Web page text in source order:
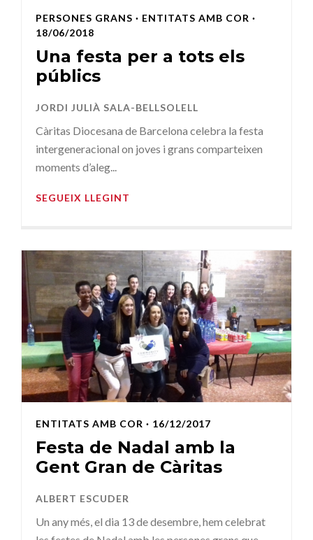
PERSONES GRANS · ENTITATS AMB COR ·
18/06/2018
Una festa per a tots els
públics
JORDI JULIÀ SALA-BELLSOLELL
Càritas Diocesana de Barcelona celebra la festa
intergeneracional on joves i grans comparteixen
moments d’aleg...
SEGUEIX LLEGINT
ENTITATS AMB COR · 16/12/2017
Festa de Nadal amb la
Gent Gran de Càritas
ALBERT ESCUDER
Un any més, el dia 13 de desembre, hem celebrat